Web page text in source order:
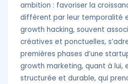
ambition : favoriser la
diffèrent par leur temporalité
growth hacking, souvent
créatives et ponctuelles,
premières phases d’une
growth marketing, quant à lui,
structurée et durable, qui